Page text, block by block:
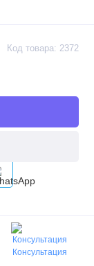
Код товара: 2372
Консультация